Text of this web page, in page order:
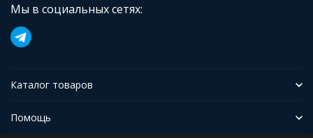
Мы в социальных сетях:
Каталог товаров
Помощь